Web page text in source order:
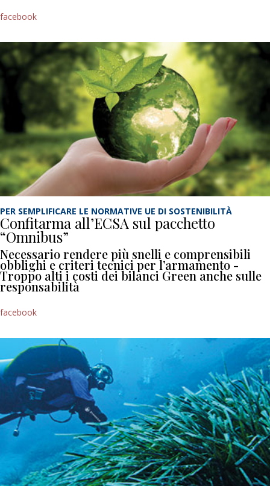
facebook
PER SEMPLIFICARE LE NORMATIVE UE DI SOSTENIBILITÀ
Confitarma all’ECSA sul pacchetto
“Omnibus”
Necessario rendere più snelli e comprensibili
obblighi e criteri tecnici per l’armamento -
Troppo alti i costi dei bilanci Green anche sulle
responsabilità
facebook